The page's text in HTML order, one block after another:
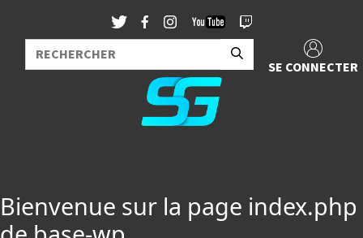
SE CONNECTER
Bienvenue sur la page index.php